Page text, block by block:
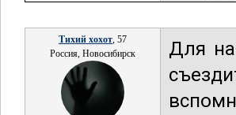
Тихий хохот, 57
Россия, Новосибирск
Для